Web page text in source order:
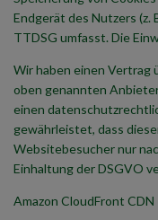
Endgerät des Nutzers (z.
TTDSG umfasst. Die
Wir haben einen Vertrag
oben genannten
einen
gewährleistet, dass
Websitebesucher nur
Einhaltung der DSGVO
Amazon CloudFront CDN